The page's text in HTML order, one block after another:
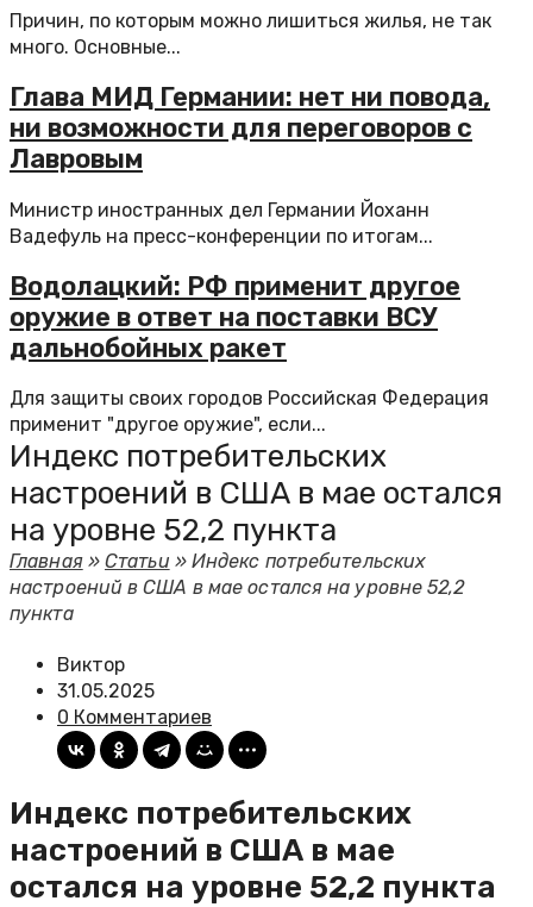
Причин, по которым можно лишиться жилья, не так
много. Основные...
Глава МИД Германии: нет ни повода,
ни возможности для переговоров с
Лавровым
Министр иностранных дел Германии Йоханн
Вадефуль на пресс-конференции по итогам...
Водолацкий: РФ применит другое
оружие в ответ на поставки ВСУ
дальнобойных ракет
Для защиты своих городов Российская Федерация
применит "другое оружие", если...
Индекс потребительских
настроений в США в мае остался
на уровне 52,2 пункта
Главная»Статьи » Индекс потребительских
настроений в США в мае остался на уровне 52,2
пункта
Виктор
31.05.2025
0 Комментариев
Индекс потребительских
настроений в США в мае
остался на уровне 52,2 пункта